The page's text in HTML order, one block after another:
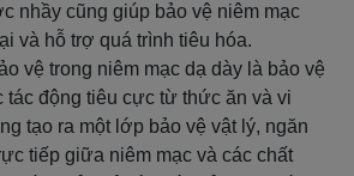
nhầy cũng giúp bảo vệ niêm mạc
và hỗ trợ quá trình tiêu hóa.
vệ trong niêm mạc dạ dày là bảo vệ
tác động tiêu cực từ thức ăn và vi
tạo ra một lớp bảo vệ vật lý, ngăn
tiếp giữa niêm mạc và các chất